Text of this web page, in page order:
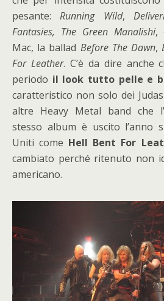
pesante:Running Wild,
Fantasies, The Green Manalishi,
Mac, la ballad Before The Dawn,
For Leather. C’è da dire anche
periodo il look tutto pelle e
caratteristico non solo dei
altre Heavy Metal band che
stesso album è uscito l’anno
Uniti come Hell Bent For
cambiato perché ritenuto non
americano.